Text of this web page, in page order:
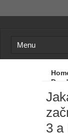
Jaká
3 a